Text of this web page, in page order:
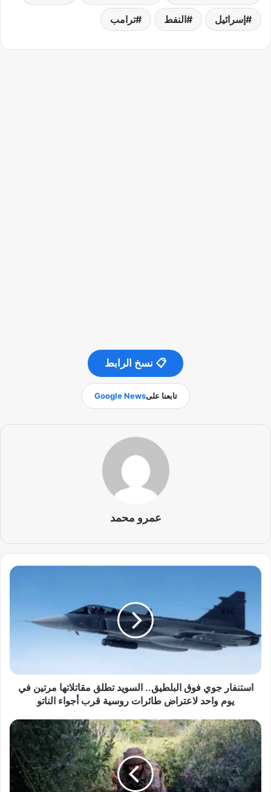
إسرائيل النفط ترامب
📋 نسخ الرابط
تابعنا علىGoogle News
عمرو محمد
ا
ا
و
ق
ا
ل
ل
استنفار جوي فوق البلطيق.. السويد تطلق مقاتلاتها مرتين في
يوم واحد لاعتراض طائرات روسية قرب أجواء الناتو
أ
و
ك
ر
ا